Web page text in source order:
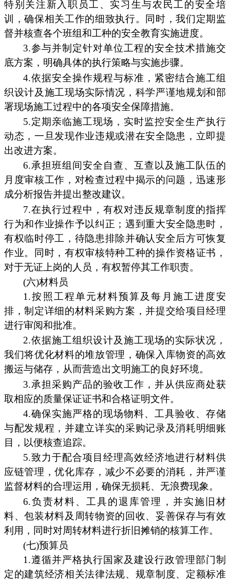
特别关注新入职员工、实习生与农民工的安全培
训，确保相关工作的细致执行。同时，我们定期监
督并核查各个班组和工种的安全教育实施进度。
3.参与并制定针对单位工程的安全技术措施交
底方案，明确具体的执行策略与实施步骤。
4.依据安全操作规程与标准，紧密结合施工组
织设计及施工现场实际情况，科学严谨地规划和部
署现场施工过程中的各项安全保障措施。
5.定期亲临施工现场，实时监控安全生产执行
动态，一旦发现作业违规或潜在安全隐患，立即提
出改进方案。
6.承担班组间安全自查、互查以及施工队伍的
月度审核工作，对检查过程中揭示的问题，迅速形
成分析报告并提出整改建议。
7.在执行过程中，有权对违反规章制度的指挥
行为和作业操作予以纠正；遇到重大安全隐患时，
有权临时停工，待隐患排除并确认安全后方可恢复
作业。同时，有权审核特种工种的操作资格证书，
对于无证上岗的人员，有权暂停其工作职责。
(六)材料员
1.按照工程单元材料预算及每月施工进度安
排，制定详细的材料采购方案，并提交给项目经理
进行审阅和批准。
2.依据施工组织设计及施工现场的实际状况，
我们将优化材料的堆放管理，确保入库物资的高效
搬运与储存，从而营造出文明施工的良好环境。
3.承担采购产品的验收工作，并从供应商处获
取相应的质量保证证书和合格证明文件。
4.确保实施严格的现场物料、工具验收、存储
与配发规程，并建立详实的采购记录及消耗明细账
目，以便核查追踪。
5.致力于配合项目经理高效经济地进行材料供
应链管理，优化库存，减少不必要的消耗，并严谨
监督材料的合理运用，确保无损耗、无浪费现象。
6.负责材料、工具的退库管理，并实施旧材
料、包装材料及周转物资的回收、妥善保存与有效
利用，同时对周转材料进行折旧摊销的核算工作。
(七)预算员
1.遵循并严格执行国家及建设行政管理部门制
定的建筑经济相关法律法规、规章制度、定额标准